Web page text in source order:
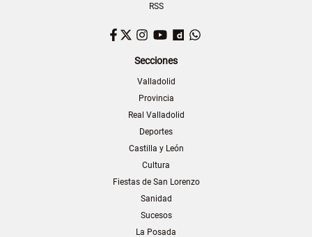
RSS
Facebook
TwitterInstagram
YouTubeDailymotion
Secciones
Valladolid
Provincia
Real Valladolid
Deportes
Castilla y León
Cultura
Fiestas de San Lorenzo
Sanidad
Sucesos
La Posada